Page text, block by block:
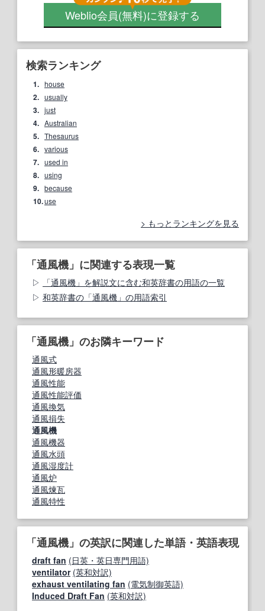
Weblio会員(無料)に登録する
検索ランキング
1. house
2. usually
3. just
4. Australian
5. Thesaurus
6. various
7. used in
8. using
9. because
10.use
もっとランキングを見る
「通風機」に関連する表現一覧
「通風機」を解説文に含む和英辞書の用語の一覧
和英辞書の「通風機」の用語索引
「通風機」のお隣キーワード
通風式
通風形暖房器
通風性能
通風性能評価
通風換気
通風損失
通風機
通風機器
通風水頭
通風湿度計
通風炉
通風煉瓦
通風特性
「通風機」の英訳に関連した単語・英語表現
draft fan (日英・英日専門用語)
ventilator (英和対訳)
exhaust ventilating fan (電気制御英語)
Induced Draft Fan (英和対訳)